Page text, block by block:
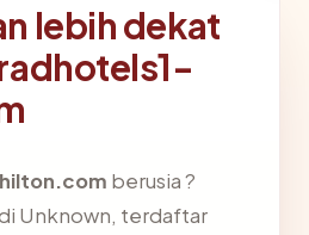
lebih dekat
berusia ?
Unknown, terdaftar